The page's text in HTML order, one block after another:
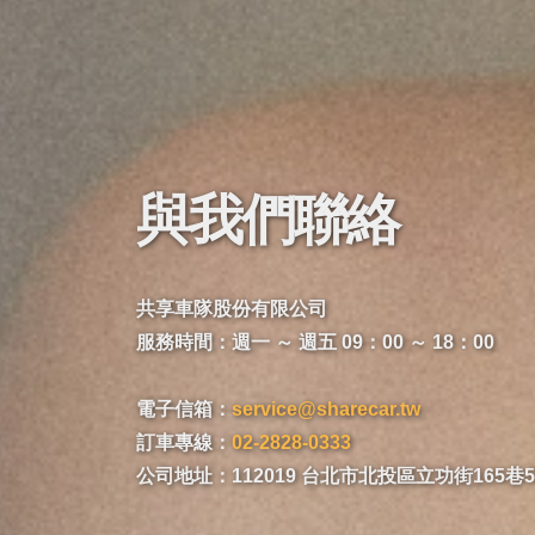
與我們聯絡
共享車隊股份有限公司
服務時間：週一 ～ 週五 09：00 ～ 18：00
電子信箱： service@sharecar.tw
訂車專線： 02-2828-0333
公司地址：112019 台北市北投區立功街165巷